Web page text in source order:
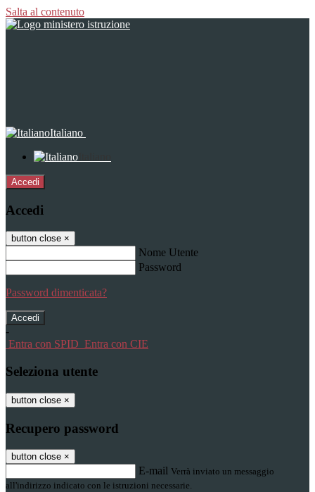
Salta al contenuto
Italiano
Accedi
Accedi
button close ×
Nome Utente
Password
Password dimenticata?
-
Entra con SPID Entra con CIE
Seleziona utente
button close ×
Recupero password
button close ×
E-mail Verrà inviato un messaggio
all'indirizzo indicato con le istruzioni necessarie.